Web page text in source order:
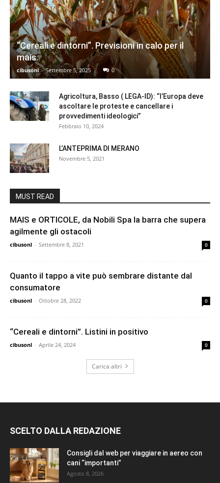
“Cereali e dintorni”. Previsioni in calo per il
mais.
cibusonl - Settembre 5, 2025 0
Agricoltura, Basso ( LEGA-ID): “l’Europa deve
ascoltare le proteste e cancellare i
provvedimenti ideologici”
Febbraio 10, 2024
L’ANTEPRIMA DI MERANO
Novembre 5, 2021
MUST READ
MAIS e ORTICOLE, da Nobili Spa la barra che supera
agilmente gli ostacoli
cibusonl - Settembre 8, 2021 0
Quanto il tappo a vite può sembrare distante dal
consumatore
cibusonl - Ottobre 28, 2022 0
“Cereali e dintorni”. Listini in positivo
cibusonl - Aprile 24, 2024 0
Carica altri
SCELTO DALLA REDAZIONE
Consigli dal web per viaggiare in aereo con
cani “importanti”
Agosto 8, 2026